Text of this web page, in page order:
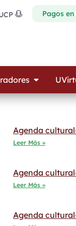
Pagos en
Open
Agenda
Leer Más »
Agenda
Leer Más »
Agenda